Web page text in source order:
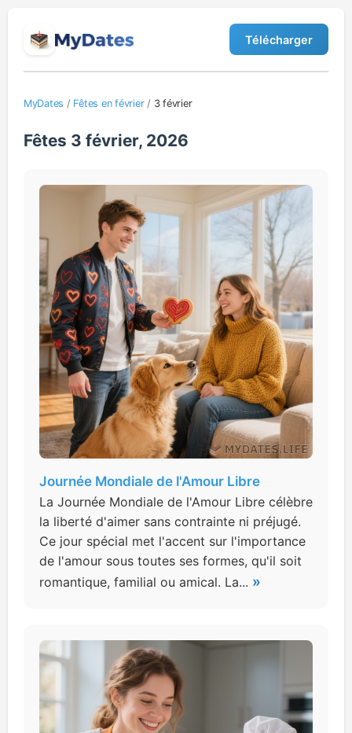
Télécharger
MyDates / Fêtes en février/ 3 février
Fêtes 3 février, 2026
Journée Mondiale de l'Amour Libre
La Journée Mondiale de l'Amour Libre célèbre
la liberté d'aimer sans contrainte ni préjugé.
Ce jour spécial met l'accent sur l'importance
de l'amour sous toutes ses formes, qu'il soit
romantique, familial ou amical. La... »